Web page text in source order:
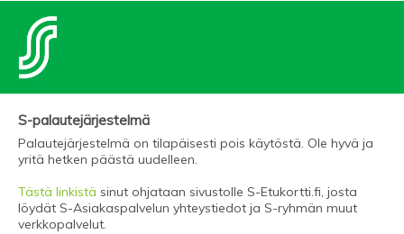
S-palautejärjestelmä
Palautejärjestelmä on tilapäisesti pois käytöstä. Ole hyvä ja
yritä hetken päästä uudelleen.
Tästä linkistä sinut ohjataan sivustolle S-Etukortti.fi, josta
löydät S-Asiakaspalvelun yhteystiedot ja S-ryhmän muut
verkkopalvelut.